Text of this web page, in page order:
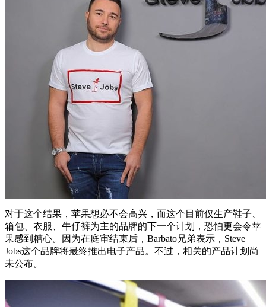
对于这个结果，苹果想必不会高兴，而这个目前仅生产鞋子、
箱包、衣服、牛仔裤为主的品牌的下一个计划，恐怕更会令苹
果感到糟心。因为在庭审结束后，Barbato兄弟表示，Steve
Jobs这个品牌将最终推出电子产品。不过，相关的产品计划尚
未公布。